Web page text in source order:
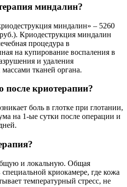
миндалин?
миндалин» – 5260
Криодеструкция миндалин
процедура в
на купирование воспаления в
и удаления
тканей органа.
после криотерапии?
боль в глотке при глотании,
на 1-ые сутки после операции и
и локальную. Общая
криокамере, где кожа
температурный стресс, не